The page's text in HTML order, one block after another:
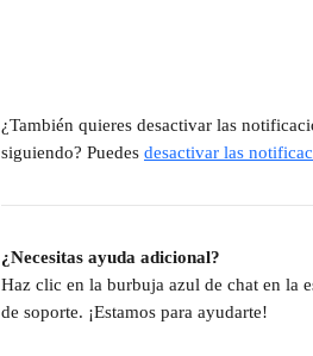
¿También quieres desactivar las
siguiendo? Puedes desactivar las
¿Necesitas ayuda adicional?
Haz clic en la burbuja azul de chat en la
de soporte. ¡Estamos para ayudarte!